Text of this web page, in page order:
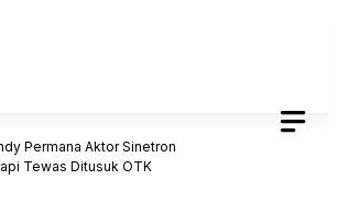
Permana Aktor Sinetron
Tewas Ditusuk OTK